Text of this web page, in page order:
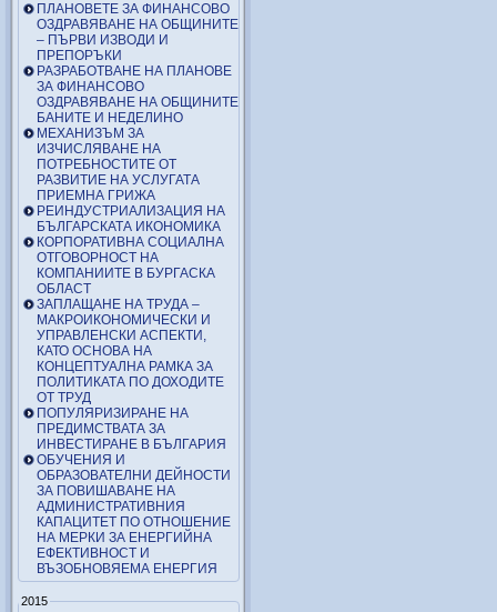
ПЛАНОВЕТЕ ЗА ФИНАНСОВО
ОЗДРАВЯВАНЕ НА ОБЩИНИТЕ
– ПЪРВИ ИЗВОДИ И
ПРЕПОРЪКИ
РАЗРАБОТВАНЕ НА ПЛАНОВЕ
ЗА ФИНАНСОВО
ОЗДРАВЯВАНЕ НА ОБЩИНИТЕ
БАНИТЕ И НЕДЕЛИНО
МЕХАНИЗЪМ ЗА
ИЗЧИСЛЯВАНЕ НА
ПОТРЕБНОСТИТЕ ОТ
РАЗВИТИЕ НА УСЛУГАТА
ПРИЕМНА ГРИЖА
РЕИНДУСТРИАЛИЗАЦИЯ НА
БЪЛГАРСКАТА ИКОНОМИКА
КОРПОРАТИВНА СОЦИАЛНА
ОТГОВОРНОСТ НА
КОМПАНИИТЕ В БУРГАСКА
ОБЛАСТ
ЗАПЛАЩАНЕ НА ТРУДА –
МАКРОИКОНОМИЧЕСКИ И
УПРАВЛЕНСКИ АСПЕКТИ,
КАТО ОСНОВА НА
КОНЦЕПТУАЛНА РАМКА ЗА
ПОЛИТИКАТА ПО ДОХОДИТЕ
ОТ ТРУД
ПОПУЛЯРИЗИРАНЕ НА
ПРЕДИМСТВАТА ЗА
ИНВЕСТИРАНЕ В БЪЛГАРИЯ
ОБУЧЕНИЯ И
ОБРАЗОВАТЕЛНИ ДЕЙНОСТИ
ЗА ПОВИШАВАНЕ НА
АДМИНИСТРАТИВНИЯ
КАПАЦИТЕТ ПО ОТНОШЕНИЕ
НА МЕРКИ ЗА ЕНЕРГИЙНА
ЕФЕКТИВНОСТ И
ВЪЗОБНОВЯЕМА ЕНЕРГИЯ
2015